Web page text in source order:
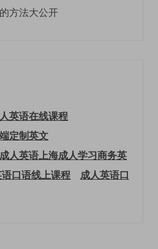
方法大公开
英语在线课程
定制英文
成人英语上海成人学习商务英
口语线上课程
成人英语口